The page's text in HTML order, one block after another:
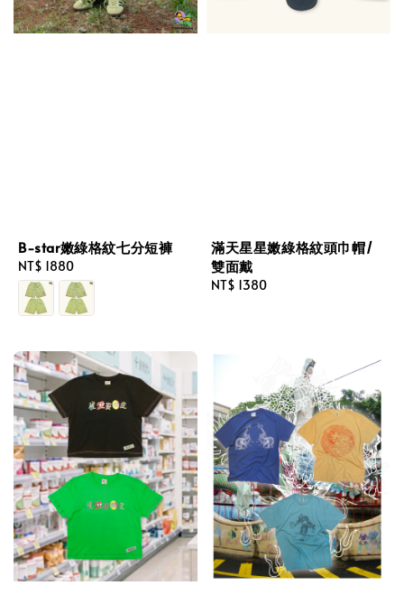
B-star嫩綠格紋七分短褲
Regular
price
NT$ 1880
滿天星星嫩綠格紋頭巾帽/
雙面戴
Regular
NT$ 1380